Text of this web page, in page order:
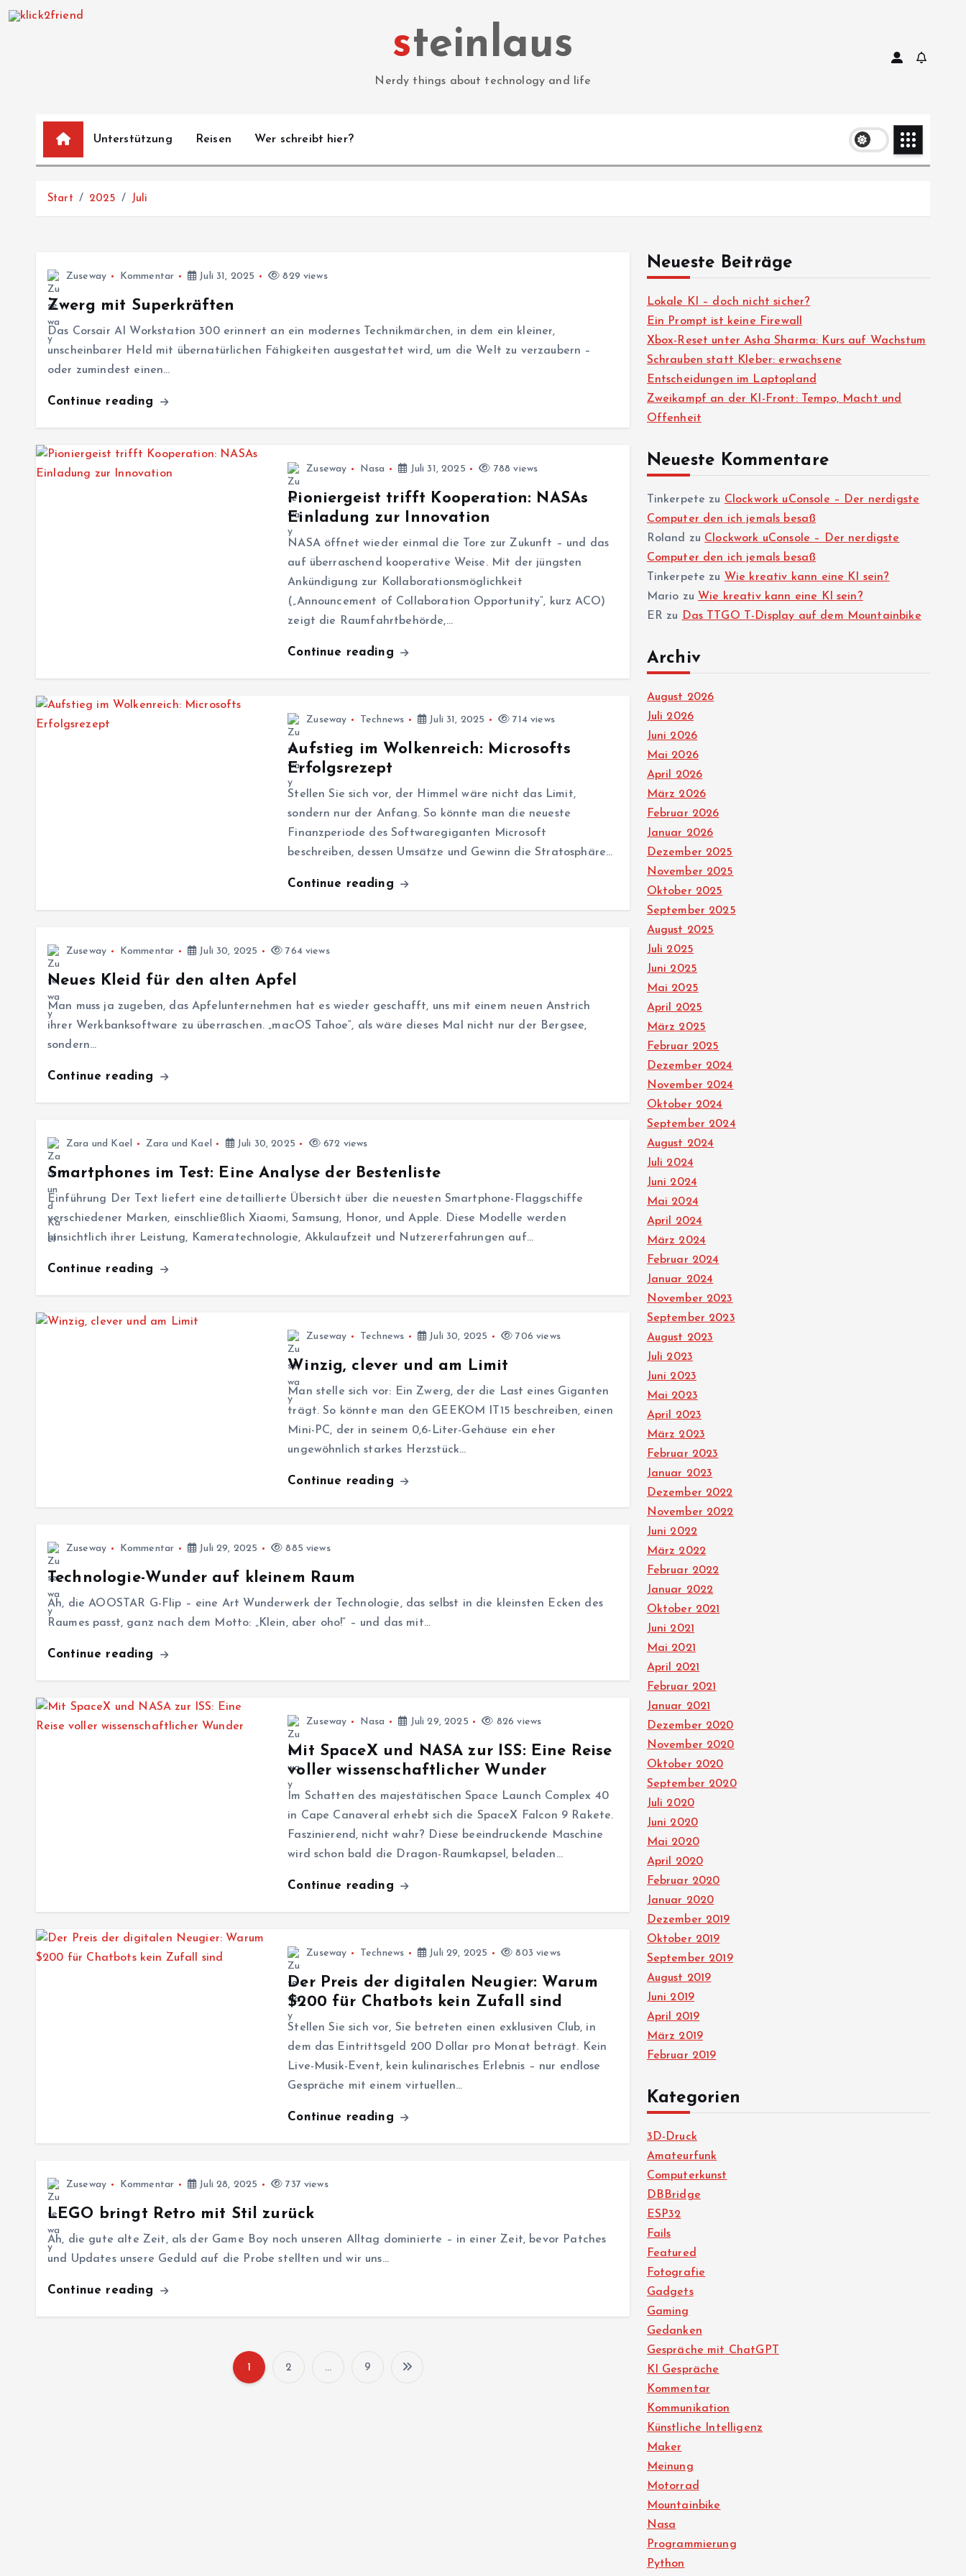
steinlaus
Nerdy things about technology and life
Unterstützung Reisen Wer schreibt hier?
Start 2025 Juli
Zuseway Kommentar Juli 31, 2025 829 views
Zwerg mit Superkräften
Das Corsair AI Workstation 300 erinnert an ein modernes Technikmärchen, in dem ein kleiner,
unscheinbarer Held mit übernatürlichen Fähigkeiten ausgestattet wird, um die Welt zu verzaubern –
oder zumindest einen…
Continue reading
Zuseway Nasa Juli 31, 2025 788 views
Pioniergeist trifft Kooperation: NASAs
Einladung zur Innovation
NASA öffnet wieder einmal die Tore zur Zukunft – und das
auf überraschend kooperative Weise. Mit der jüngsten
Ankündigung zur Kollaborationsmöglichkeit
(„Announcement of Collaboration Opportunity“, kurz ACO)
zeigt die Raumfahrtbehörde,…
Continue reading
Zuseway Technews Juli 31, 2025 714 views
Aufstieg im Wolkenreich: Microsofts
Erfolgsrezept
Stellen Sie sich vor, der Himmel wäre nicht das Limit,
sondern nur der Anfang. So könnte man die neueste
Finanzperiode des Softwaregiganten Microsoft
beschreiben, dessen Umsätze und Gewinn die Stratosphäre…
Continue reading
Zuseway Kommentar Juli 30, 2025 764 views
Neues Kleid für den alten Apfel
Man muss ja zugeben, das Apfelunternehmen hat es wieder geschafft, uns mit einem neuen Anstrich
ihrer Werkbanksoftware zu überraschen. „macOS Tahoe“, als wäre dieses Mal nicht nur der Bergsee,
sondern…
Continue reading
Zara und Kael Zara und Kael Juli 30, 2025 672 views
Smartphones im Test: Eine Analyse der Bestenliste
Einführung Der Text liefert eine detaillierte Übersicht über die neuesten Smartphone-Flaggschiffe
verschiedener Marken, einschließlich Xiaomi, Samsung, Honor, und Apple. Diese Modelle werden
hinsichtlich ihrer Leistung, Kameratechnologie, Akkulaufzeit und Nutzererfahrungen auf…
Continue reading
Zuseway Technews Juli 30, 2025 706 views
Winzig, clever und am Limit
Man stelle sich vor: Ein Zwerg, der die Last eines Giganten
trägt. So könnte man den GEEKOM IT15 beschreiben, einen
Mini-PC, der in seinem 0,6-Liter-Gehäuse ein eher
ungewöhnlich starkes Herzstück…
Continue reading
Zuseway Kommentar Juli 29, 2025 885 views
Technologie-Wunder auf kleinem Raum
Ah, die AOOSTAR G-Flip – eine Art Wunderwerk der Technologie, das selbst in die kleinsten Ecken des
Raumes passt, ganz nach dem Motto: „Klein, aber oho!“ – und das mit…
Continue reading
Zuseway Nasa Juli 29, 2025 826 views
Mit SpaceX und NASA zur ISS: Eine Reise
voller wissenschaftlicher Wunder
Im Schatten des majestätischen Space Launch Complex 40
in Cape Canaveral erhebt sich die SpaceX Falcon 9 Rakete.
Faszinierend, nicht wahr? Diese beeindruckende Maschine
wird schon bald die Dragon-Raumkapsel, beladen…
Continue reading
Zuseway Technews Juli 29, 2025 803 views
Der Preis der digitalen Neugier: Warum
$200 für Chatbots kein Zufall sind
Stellen Sie sich vor, Sie betreten einen exklusiven Club, in
dem das Eintrittsgeld 200 Dollar pro Monat beträgt. Kein
Live-Musik-Event, kein kulinarisches Erlebnis – nur endlose
Gespräche mit einem virtuellen…
Continue reading
Zuseway Kommentar Juli 28, 2025 737 views
LEGO bringt Retro mit Stil zurück
Ah, die gute alte Zeit, als der Game Boy noch unseren Alltag dominierte – in einer Zeit, bevor Patches
und Updates unsere Geduld auf die Probe stellten und wir uns…
Continue reading
1 2 … 9
Neueste Beiträge
Lokale KI – doch nicht sicher?
Ein Prompt ist keine Firewall
Xbox-Reset unter Asha Sharma: Kurs auf Wachstum
Schrauben statt Kleber: erwachsene
Entscheidungen im Laptopland
Zweikampf an der KI-Front: Tempo, Macht und
Offenheit
Neueste Kommentare
Tinkerpete zu Clockwork uConsole – Der nerdigste
Computer den ich jemals besaß
Roland
zu Clockwork uConsole – Der nerdigste
Computer den ich jemals besaß
Tinkerpete zu Wie kreativ kann eine KI sein?
Mario zu Wie kreativ kann eine KI sein?
ER zu Das TTGO T-Display auf dem Mountainbike
Archiv
August 2026
Juli 2026
Juni 2026
Mai 2026
April 2026
März 2026
Februar 2026
Januar 2026
Dezember 2025
November 2025
Oktober 2025
September 2025
August 2025
Juli 2025
Juni 2025
Mai 2025
April 2025
März 2025
Februar 2025
Dezember 2024
November 2024
Oktober 2024
September 2024
August 2024
Juli 2024
Juni 2024
Mai 2024
April 2024
März 2024
Februar 2024
Januar 2024
November 2023
September 2023
August 2023
Juli 2023
Juni 2023
Mai 2023
April 2023
März 2023
Februar 2023
Januar 2023
Dezember 2022
November 2022
Juni 2022
März 2022
Februar 2022
Januar 2022
Oktober 2021
Juni 2021
Mai 2021
April 2021
Februar 2021
Januar 2021
Dezember 2020
November 2020
Oktober 2020
September 2020
Juli 2020
Juni 2020
Mai 2020
April 2020
Februar 2020
Januar 2020
Dezember 2019
Oktober 2019
September 2019
August 2019
Juni 2019
April 2019
März 2019
Februar 2019
Kategorien
3D-Druck
Amateurfunk
Computerkunst
DBBridge
ESP32
Fails
Featured
Fotografie
Gadgets
Gaming
Gedanken
Gespräche mit ChatGPT
KI Gespräche
Kommentar
Kommunikation
Künstliche Intelligenz
Maker
Meinung
Motorrad
Mountainbike
Nasa
Programmierung
Python